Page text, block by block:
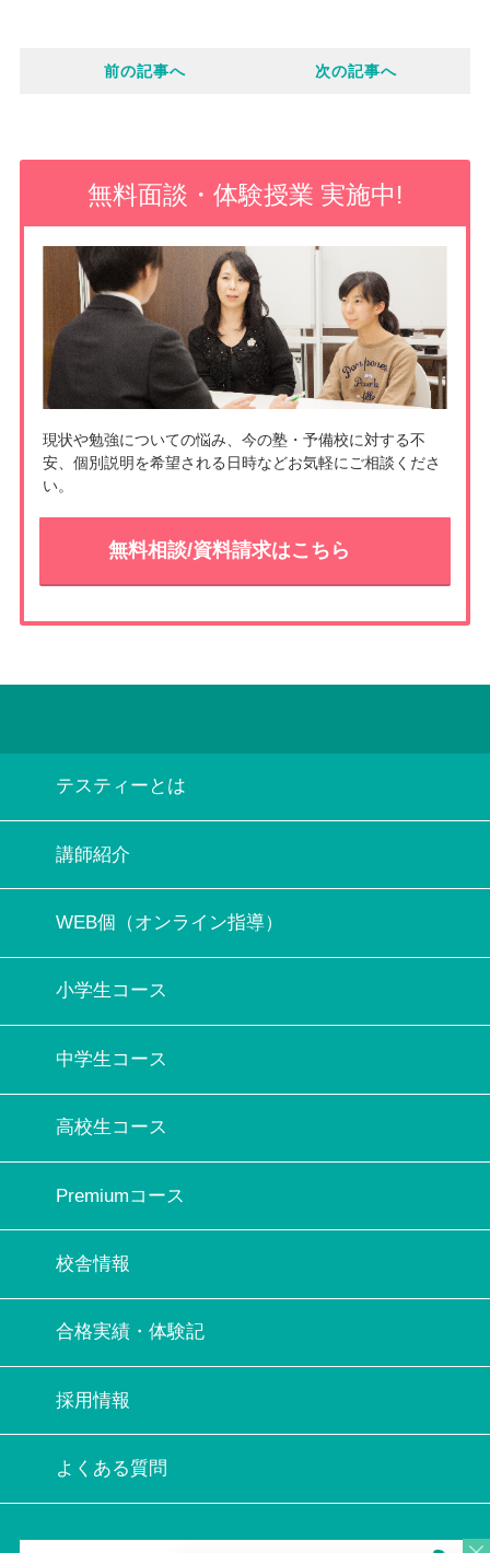
o
k
e
t
前の記事へ 次の記事へ
無料面談・体験授業 実施中!
現状や勉強についての悩み、今の塾・予備校に対する不
安、個別説明を希望される日時などお気軽にご相談くださ
い。
無料相談/資料請求はこちら
テスティーとは
講師紹介
WEB個（オンライン指導）
小学生コース
中学生コース
高校生コース
Premiumコース
校舎情報
合格実績・体験記
採用情報
よくある質問